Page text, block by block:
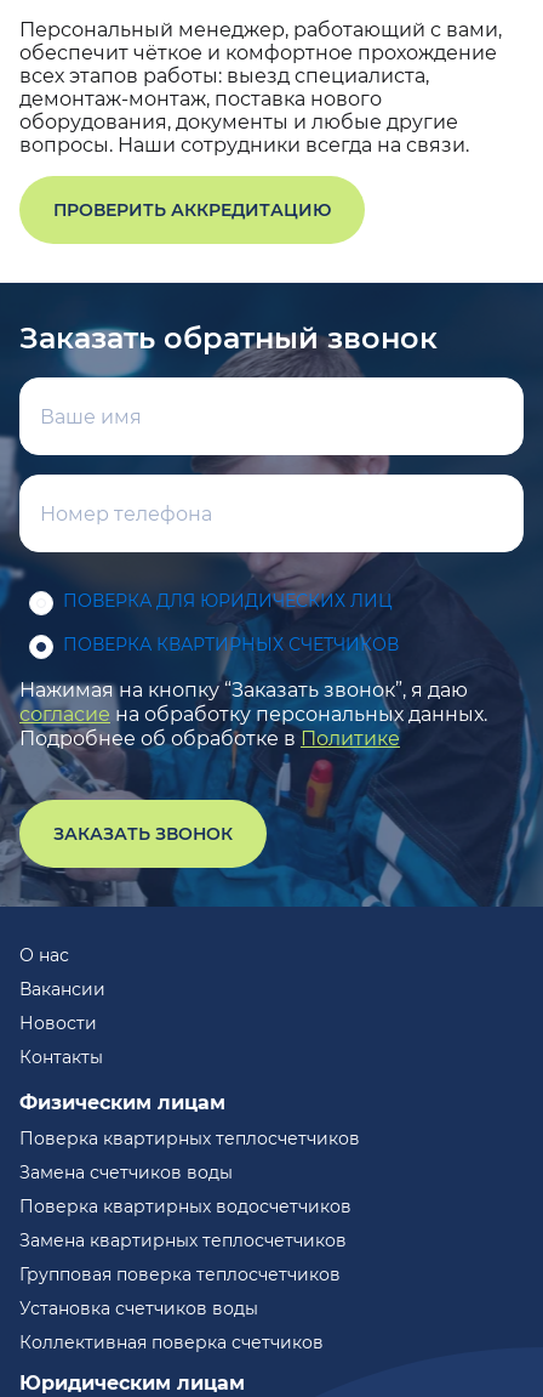
Персональный менеджер, работающий с вами,
обеспечит чёткое и комфортное прохождение
всех этапов работы: выезд специалиста,
демонтаж-монтаж, поставка нового
оборудования, документы и любые другие
вопросы. Наши сотрудники всегда на связи.
ПРОВЕРИТЬ АККРЕДИТАЦИЮ
Заказать обратный звонок
ПОВЕРКА ДЛЯ ЮРИДИЧЕСКИХ ЛИЦ
ПОВЕРКА КВАРТИРНЫХ СЧЕТЧИКОВ
Нажимая на кнопку “Заказать звонок”, я даю
согласие на обработку персональных данных.
Подробнее об обработке в Политике
ЗАКАЗАТЬ ЗВОНОК
О нас
Вакансии
Новости
Контакты
Физическим лицам
Поверка квартирных теплосчетчиков
Замена счетчиков воды
Поверка квартирных водосчетчиков
Замена квартирных теплосчетчиков
Групповая поверка теплосчетчиков
Установка счетчиков воды
Коллективная поверка счетчиков
Юридическим лицам